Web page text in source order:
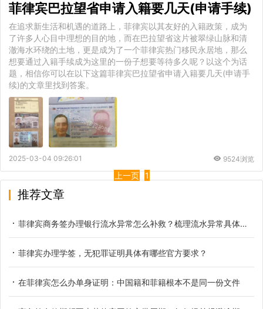
菲律宾巴拉望省申请入籍要几天(申请手续)
在追求新生活和机遇的道路上，菲律宾以其友好的入籍政策，成为
了许多人心目中理想的目的地，而在巴拉望省这片被翠绿山脉和清
澈海水环绕的土地，更是成为了一个菲律宾热门移民永居地，那么
想要通过入籍手续成为这里的一份子想要等待多久呢？以这个为话
题，相信你可以在以下这篇菲律宾巴拉望省申请入籍要几天(申请手
续)的文章里找到答案。
2025-03-04 09:26:01 9524浏览
上一页 1
推荐文章
菲律宾商务签办理银行流水异常怎么补救？梳理流水异常具体类型
菲律宾办理学签，无犯罪证明具体有哪些官方要求？
在菲律宾怎么办单身证明：中国籍和菲籍根本不是同一份文件